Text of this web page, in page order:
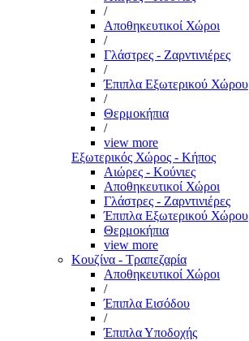
/
Αποθηκευτικοί Χώροι
/
Γλάστρες - Ζαρντινιέρες
/
Έπιπλα Εξωτερικού Χώρου
/
Θερμοκήπια
/
view more
Εξωτερικός Χώρος - Κήπος
Αιώρες - Κούνιες
Αποθηκευτικοί Χώροι
Γλάστρες - Ζαρντινιέρες
Έπιπλα Εξωτερικού Χώρου
Θερμοκήπια
view more
Κουζίνα - Τραπεζαρία
Αποθηκευτικοί Χώροι
/
Έπιπλα Εισόδου
/
Έπιπλα Υποδοχής